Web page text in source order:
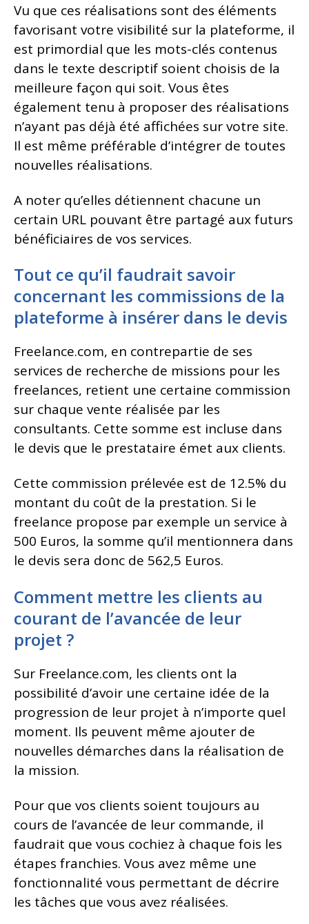
Vu que ces réalisations sont des éléments
favorisant votre visibilité sur la plateforme, il
est primordial que les mots-clés contenus
dans le texte descriptif soient choisis de la
meilleure façon qui soit. Vous êtes
également tenu à proposer des réalisations
n’ayant pas déjà été affichées sur votre site.
Il est même préférable d’intégrer de toutes
nouvelles réalisations.
A noter qu’elles détiennent chacune un
certain URL pouvant être partagé aux futurs
bénéficiaires de vos services.
Tout ce qu’il faudrait savoir
concernant les commissions de la
plateforme à insérer dans le devis
Freelance.com, en contrepartie de ses
services de recherche de missions pour les
freelances, retient une certaine commission
sur chaque vente réalisée par les
consultants. Cette somme est incluse dans
le devis que le prestataire émet aux clients.
Cette commission prélevée est de 12.5% du
montant du coût de la prestation. Si le
freelance propose par exemple un service à
500 Euros, la somme qu’il mentionnera dans
le devis sera donc de 562,5 Euros.
Comment mettre les clients au
courant de l’avancée de leur
projet ?
Sur Freelance.com, les clients ont la
possibilité d’avoir une certaine idée de la
progression de leur projet à n’importe quel
moment. Ils peuvent même ajouter de
nouvelles démarches dans la réalisation de
la mission.
Pour que vos clients soient toujours au
cours de l’avancée de leur commande, il
faudrait que vous cochiez à chaque fois les
étapes franchies. Vous avez même une
fonctionnalité vous permettant de décrire
les tâches que vous avez réalisées.